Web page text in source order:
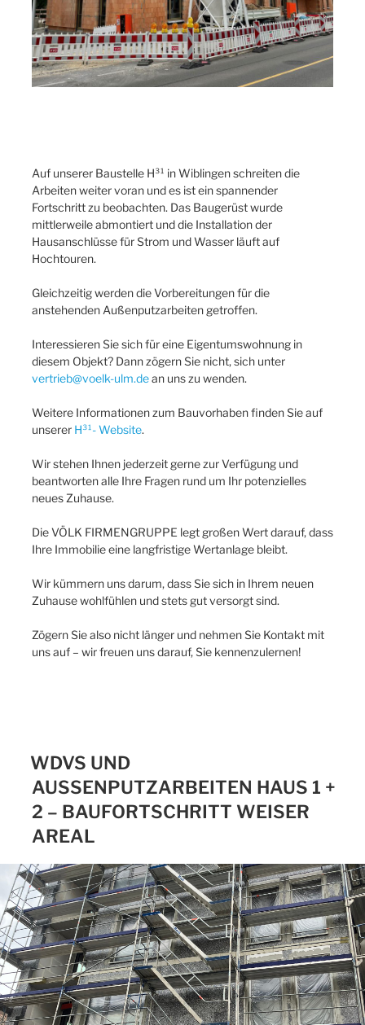
Auf unserer Baustelle H³¹ in Wiblingen schreiten die
Arbeiten weiter voran und es ist ein spannender
Fortschritt zu beobachten. Das Baugerüst wurde
mittlerweile abmontiert und die Installation der
Hausanschlüsse für Strom und Wasser läuft auf
Hochtouren.
Gleichzeitig werden die Vorbereitungen für die
anstehenden Außenputzarbeiten getroffen.
Interessieren Sie sich für eine Eigentumswohnung in
diesem Objekt? Dann zögern Sie nicht, sich unter
vertrieb@voelk-ulm.dean uns zu wenden.
Weitere Informationen zum Bauvorhaben finden Sie auf
unserer H³¹- Website.
Wir stehen Ihnen jederzeit gerne zur Verfügung und
beantworten alle Ihre Fragen rund um Ihr potenzielles
neues Zuhause.
Die VÖLK FIRMENGRUPPE legt großen Wert darauf, dass
Ihre Immobilie eine langfristige Wertanlage bleibt.
Wir kümmern uns darum, dass Sie sich in Ihrem neuen
Zuhause wohlfühlen und stets gut versorgt sind.
Zögern Sie also nicht länger und nehmen Sie Kontakt mit
uns auf – wir freuen uns darauf, Sie kennenzulernen!
WDVS UND
AUSSENPUTZARBEITEN HAUS 1 + 2
– BAUFORTSCHRITT WEISER A
REAL